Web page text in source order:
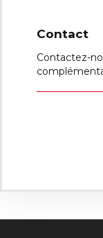
Contact
Contactez-